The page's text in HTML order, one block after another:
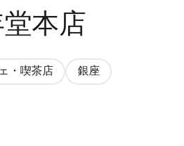
本店
・喫茶店 銀座